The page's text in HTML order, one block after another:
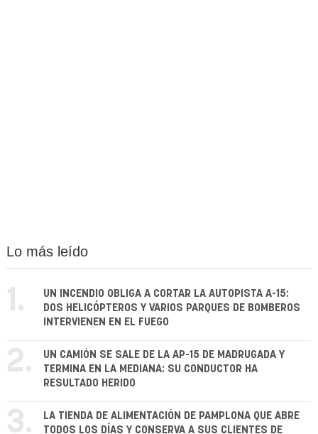
Lo más leído
1.
UN INCENDIO OBLIGA A CORTAR LA AUTOPISTA A-15:
DOS HELICÓPTEROS Y VARIOS PARQUES DE BOMBEROS
INTERVIENEN EN EL FUEGO
2.
UN CAMIÓN SE SALE DE LA AP-15 DE MADRUGADA Y
TERMINA EN LA MEDIANA: SU CONDUCTOR HA
RESULTADO HERIDO
3.
LA TIENDA DE ALIMENTACIÓN DE PAMPLONA QUE ABRE
TODOS LOS DÍAS Y CONSERVA A SUS CLIENTES DE